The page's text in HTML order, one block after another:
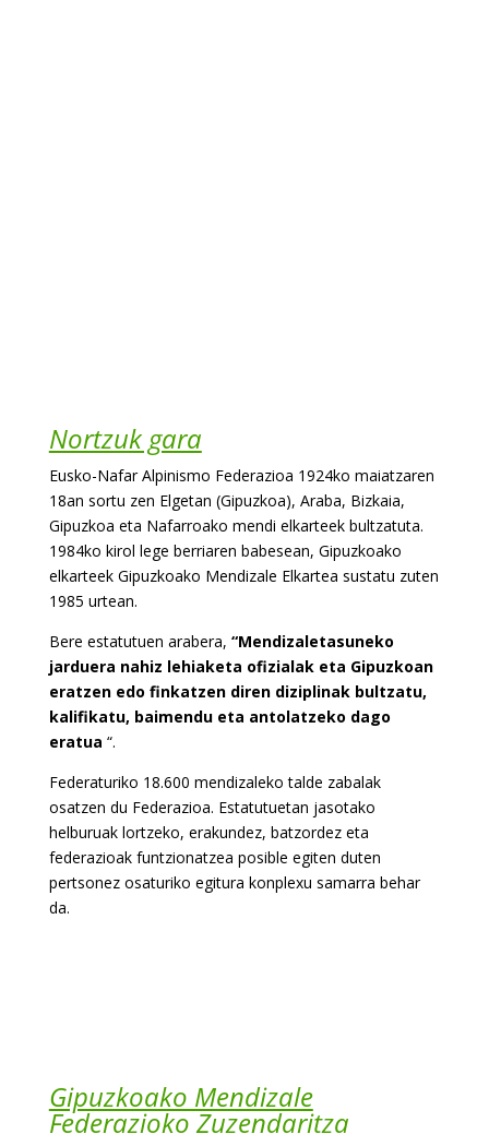
Nortzuk gara
Eusko-Nafar Alpinismo Federazioa 1924ko maiatzaren
18an sortu zen Elgetan (Gipuzkoa), Araba, Bizkaia,
Gipuzkoa eta Nafarroako mendi elkarteek bultzatuta.
1984ko kirol lege berriaren babesean, Gipuzkoako
elkarteek Gipuzkoako Mendizale Elkartea sustatu zuten
1985 urtean.
Bere estatutuen arabera, “Mendizaletasuneko
jarduera nahiz lehiaketa ofizialak eta Gipuzkoan
eratzen edo finkatzen diren diziplinak bultzatu,
kalifikatu, baimendu eta antolatzeko dago
eratua “.
Federaturiko 18.600 mendizaleko talde zabalak
osatzen du Federazioa. Estatutuetan jasotako
helburuak lortzeko, erakundez, batzordez eta
federazioak funtzionatzea posible egiten duten
pertsonez osaturiko egitura konplexu samarra behar
da.
Gipuzkoako Mendizale
Federazioko Zuzendaritza